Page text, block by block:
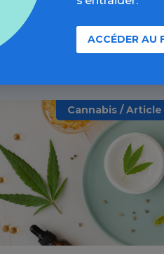
À lire
Cannabis /
ACCÉDER AU